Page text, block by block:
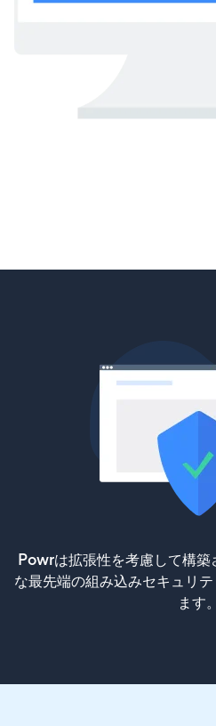
Powrは拡張性を考慮して構
な最先端の組み込みセキュリ
ます。